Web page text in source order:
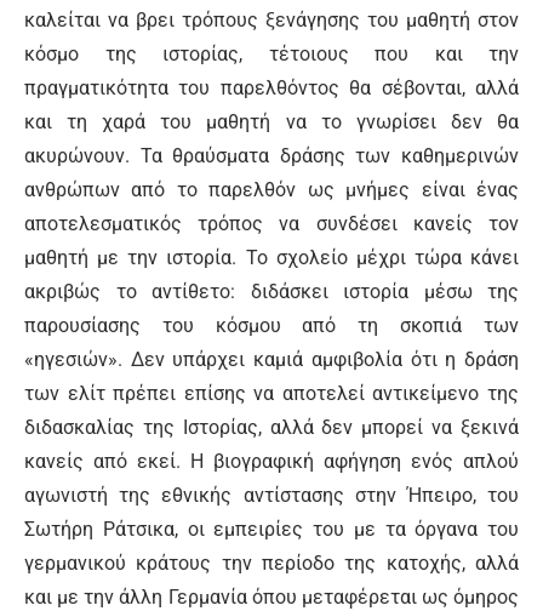
καλείται να βρει τρόπους ξενάγησης του μαθητή στον
κόσμο της ιστορίας, τέτοιους που και την
πραγματικότητα του παρελθόντος θα σέβονται, αλλά
και τη χαρά του μαθητή να το γνωρίσει δεν θα
ακυρώνουν. Τα θραύσματα δράσης των καθημερινών
ανθρώπων από το παρελθόν ως μνήμες είναι ένας
αποτελεσματικός τρόπος να συνδέσει κανείς τον
μαθητή με την ιστορία. Το σχολείο μέχρι τώρα κάνει
ακριβώς το αντίθετο: διδάσκει ιστορία μέσω της
παρουσίασης του κόσμου από τη σκοπιά των
«ηγεσιών». Δεν υπάρχει καμιά αμφιβολία ότι η δράση
των ελίτ πρέπει επίσης να αποτελεί αντικείμενο της
διδασκαλίας της Ιστορίας, αλλά δεν μπορεί να ξεκινά
κανείς από εκεί. Η βιογραφική αφήγηση ενός απλού
αγωνιστή της εθνικής αντίστασης στην Ήπειρο, του
Σωτήρη Ράτσικα, οι εμπειρίες του με τα όργανα του
γερμανικού κράτους την περίοδο της κατοχής, αλλά
και με την άλλη Γερμανία όπου μεταφέρεται ως όμηρος